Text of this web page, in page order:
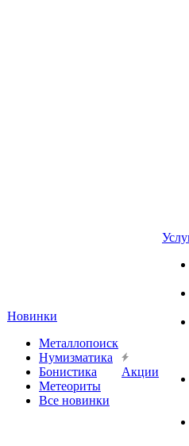
Новинки
Металлопоиск
Нумизматика
Бонистика
Метеориты
Все новинки
Акции